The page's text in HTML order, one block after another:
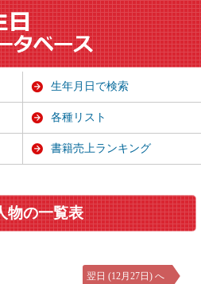
物の一覧表
翌日 (12月27日) へ
生年月日で検索
各種リスト
書籍売上ランキング